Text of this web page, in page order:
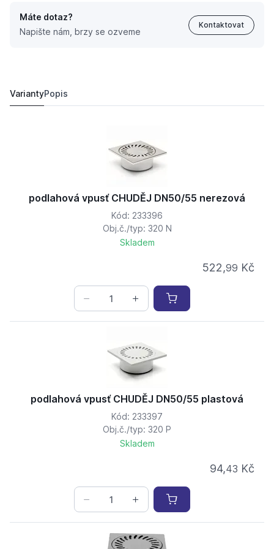
Máte dotaz?
Napište nám, brzy se ozveme
Kontaktovat
VariantyPopis
podlahová vpusť CHUDĚJ DN50/55 nerezová
Kód: 233396
Obj.č./typ: 320 N
Skladem
522,99 Kč
podlahová vpusť CHUDĚJ DN50/55 plastová
Kód: 233397
Obj.č./typ: 320 P
Skladem
94,43 Kč